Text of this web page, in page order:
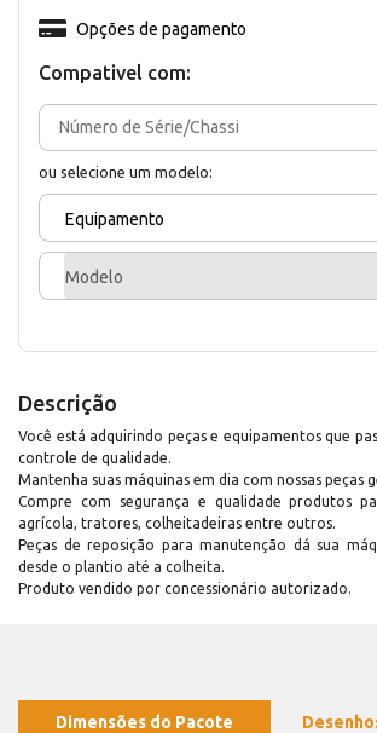
Compativel com:
ou selecione um modelo:
Equipamento
Modelo
Opções de pagamento
Descrição
Você está adquirindo peças e equipamentos que
controle de qualidade.
Mantenha suas máquinas em dia com nossas peças
Compre com segurança e qualidade produtos
agrícola, tratores, colheitadeiras entre outros.
Peças de reposição para manutenção dá sua
desde o plantio até a colheita.
Produto vendido por concessionário autorizado.
Dimensões do Pacote